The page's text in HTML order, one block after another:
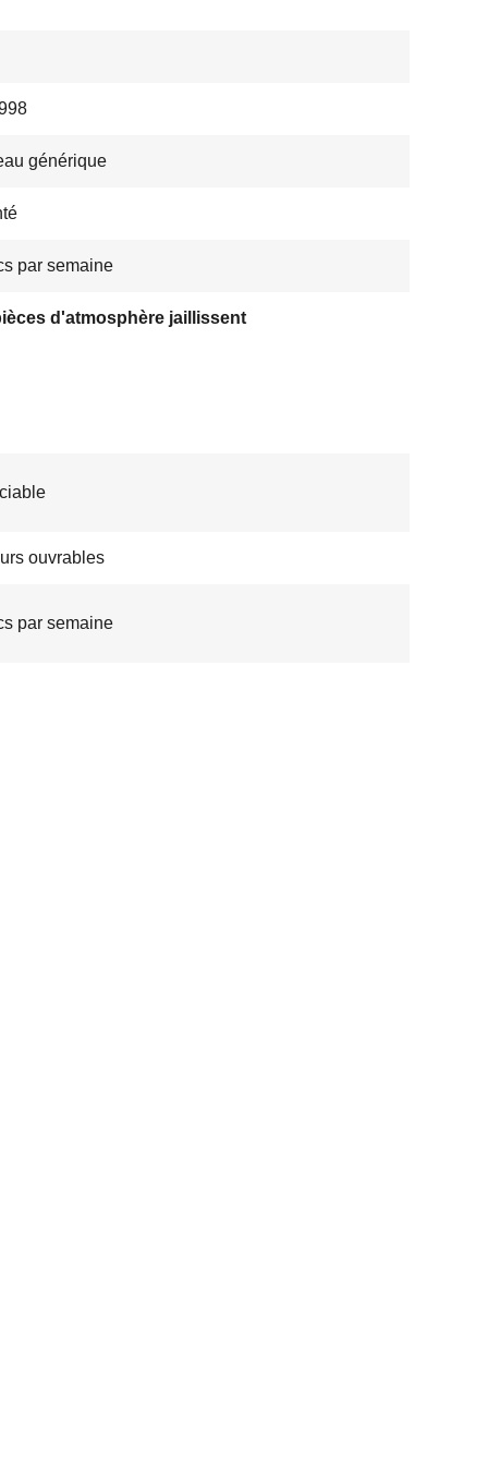
générique
par semaine
d'atmosphère jaillissent
ouvrables
par semaine